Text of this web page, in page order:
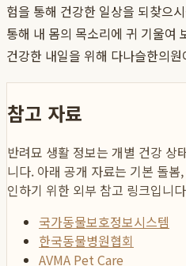
험을 통해 건강한 일상을 되찾으
통해 내 몸의 목소리에 귀 기울여
건강한 내일을 위해 다나슬한의
참고 자료
반려묘 생활 정보는 개별 건강 상
니다. 아래 공개 자료는 기본 돌
인하기 위한 외부 참고 링크입니
국가동물보호정보시스템
한국동물병원협회
AVMA Pet Care